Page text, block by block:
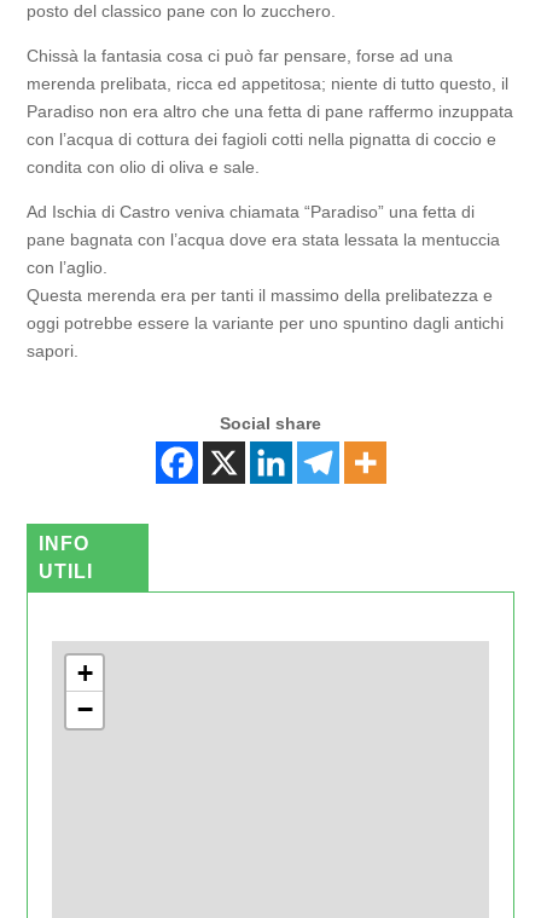
posto del classico pane con lo zucchero.
Chissà la fantasia cosa ci può far pensare, forse ad una
merenda prelibata, ricca ed appetitosa; niente di tutto questo, il
Paradiso non era altro che una fetta di pane raffermo inzuppata
con l’acqua di cottura dei fagioli cotti nella pignatta di coccio e
condita con olio di oliva e sale.
Ad Ischia di Castro veniva chiamata “Paradiso” una fetta di
pane bagnata con l’acqua dove era stata lessata la mentuccia
con l’aglio.
Questa merenda era per tanti il massimo della prelibatezza e
oggi potrebbe essere la variante per uno spuntino dagli antichi
sapori.
Social share
INFO
UTILI
+
−